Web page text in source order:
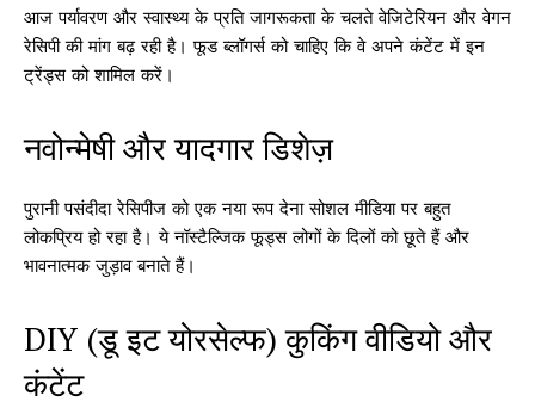
आज पर्यावरण और स्वास्थ्य के प्रति जागरूकता के चलते वेजिटेरियन और वेगन
रेसिपी की मांग बढ़ रही है। फूड ब्लॉगर्स को चाहिए कि वे अपने कंटेंट में इन
ट्रेंड्स को शामिल करें।
नवोन्मेषी और यादगार डिशेज़
पुरानी पसंदीदा रेसिपीज को एक नया रूप देना सोशल मीडिया पर बहुत
लोकप्रिय हो रहा है। ये नॉस्टैल्जिक फूड्स लोगों के दिलों को छूते हैं और
भावनात्मक जुड़ाव बनाते हैं।
DIY (डू इट योरसेल्फ) कुकिंग वीडियो और
कंटेंट